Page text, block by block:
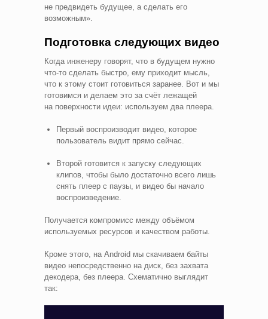
не предвидеть будущее, а сделать его
возможным».
Подготовка следующих видео
Когда инженеру говорят, что в будущем нужно
что‑то сделать быстро, ему приходит мысль,
что к этому стоит готовиться заранее. Вот и мы
готовимся и делаем это за счёт лежащей
на поверхности идеи: используем два плеера.
Первый воспроизводит видео, которое
пользователь видит прямо сейчас.
Второй готовится к запуску следующих
клипов, чтобы было достаточно всего лишь
снять плеер с паузы, и видео бы начало
воспроизведение.
Получается компромисс между объёмом
используемых ресурсов и качеством работы.
Кроме этого, на Android мы скачиваем байты
видео непосредственно на диск, без захвата
декодера, без плеера. Схематично выглядит
так: